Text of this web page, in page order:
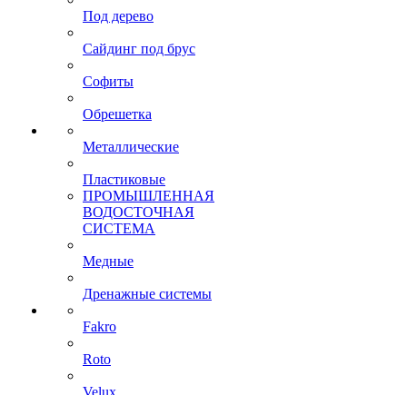
Под дерево
Сайдинг под брус
Софиты
Обрешетка
Металлические
Пластиковые
ПРОМЫШЛЕННАЯ
ВОДОСТОЧНАЯ
СИСТЕМА
Медные
Дренажные системы
Fakro
Roto
Velux